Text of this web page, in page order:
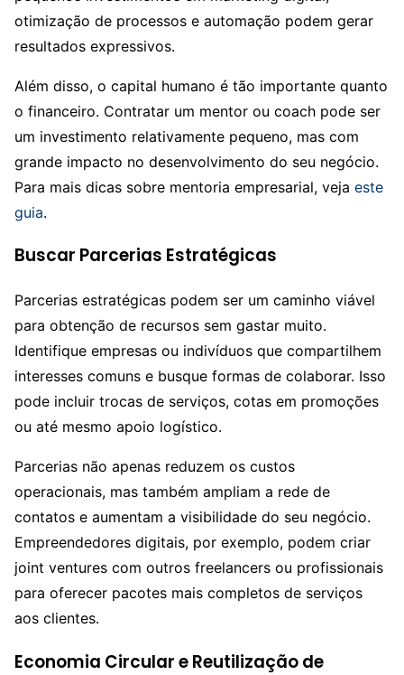
otimização de processos e automação podem gerar
resultados expressivos.
Além disso, o capital humano é tão importante quanto
o financeiro. Contratar um mentor ou coach pode ser
um investimento relativamente pequeno, mas com
grande impacto no desenvolvimento do seu negócio.
Para mais dicas sobre mentoria empresarial, veja este
guia.
Buscar Parcerias Estratégicas
Parcerias estratégicas podem ser um caminho viável
para obtenção de recursos sem gastar muito.
Identifique empresas ou indivíduos que compartilhem
interesses comuns e busque formas de colaborar. Isso
pode incluir trocas de serviços, cotas em promoções
ou até mesmo apoio logístico.
Parcerias não apenas reduzem os custos
operacionais, mas também ampliam a rede de
contatos e aumentam a visibilidade do seu negócio.
Empreendedores digitais, por exemplo, podem criar
joint ventures com outros freelancers ou profissionais
para oferecer pacotes mais completos de serviços
aos clientes.
Economia Circular e Reutilização de